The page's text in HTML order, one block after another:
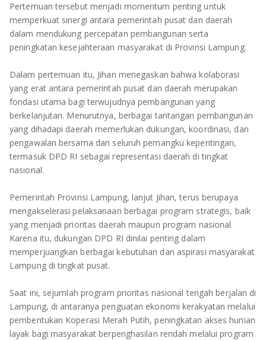
PESISIR BARAT
TULANG BAWANG BARAT
MESUJI
WAY KANAN
PRINGSEWU
Pertemuan tersebut menjadi momentum penting untuk
memperkuat sinergi antara pemerintah pusat dan daerah
dalam mendukung percepatan pembangunan serta
peningkatan kesejahteraan masyarakat di Provinsi Lampung.
Dalam pertemuan itu, Jihan menegaskan bahwa kolaborasi
yang erat antara pemerintah pusat dan daerah merupakan
fondasi utama bagi terwujudnya pembangunan yang
berkelanjutan. Menurutnya, berbagai tantangan pembangunan
yang dihadapi daerah memerlukan dukungan, koordinasi, dan
pengawalan bersama dari seluruh pemangku kepentingan,
termasuk DPD RI sebagai representasi daerah di tingkat
nasional.
Pemerintah Provinsi Lampung, lanjut Jihan, terus berupaya
mengakselerasi pelaksanaan berbagai program strategis, baik
yang menjadi prioritas daerah maupun program nasional.
Karena itu, dukungan DPD RI dinilai penting dalam
memperjuangkan berbagai kebutuhan dan aspirasi masyarakat
Lampung di tingkat pusat.
Saat ini, sejumlah program prioritas nasional tengah berjalan di
Lampung, di antaranya penguatan ekonomi kerakyatan melalui
pembentukan Koperasi Merah Putih, peningkatan akses hunian
layak bagi masyarakat berpenghasilan rendah melalui program